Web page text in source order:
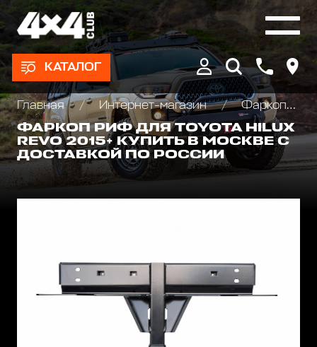
КАТАЛОГ
Главная Интернет-магазин
Фаркопы, Языки, Шары
ФАРКОП РИФ ДЛЯ TOYOTA HILUX
REVO 2015+ КУПИТЬ В МОСКВЕ С
ДОСТАВКОЙ ПО РОССИИ